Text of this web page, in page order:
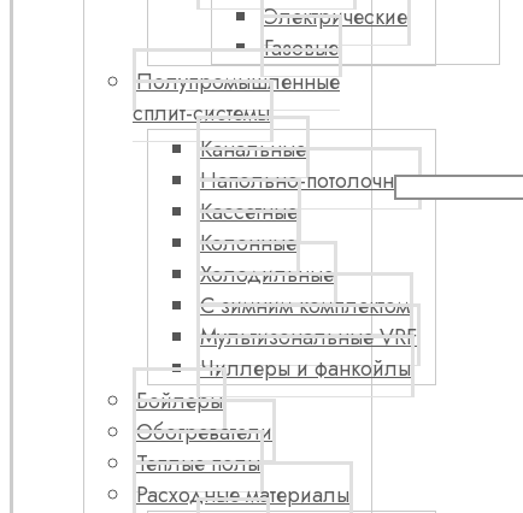
Электрические
Газовые
Полупромышленные
сплит-системы
Канальные
Напольно-потолочные
Кассетные
Колонные
Холодильные
С зимним комплектом
Мультизональные VRF
Чиллеры и фанкойлы
Бойлеры
Обогреватели
Теплые полы
Расходные материалы